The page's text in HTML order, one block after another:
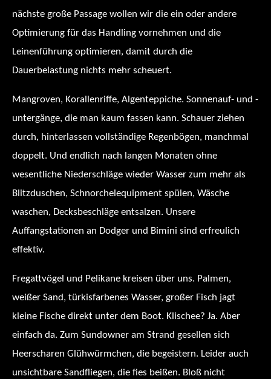
nächste große Passage wollen wir die ein oder andere
Optimierung für das Handling vornehmen und die
Leinenführung optimieren, damit durch die
Dauerbelastung nichts mehr scheuert.
Mangroven, Korallenriffe, Algenteppiche. Sonnenauf- und -
untergänge, die man kaum fassen kann. Schauer ziehen
durch, hinterlassen vollständige Regenbögen, manchmal
doppelt. Und endlich nach langen Monaten ohne
wesentliche Niederschläge wieder Wasser zum mehr als
Blitzduschen, Schnorchelequipment spülen, Wäsche
waschen, Decksbeschläge entsalzen. Unsere
Auffangstationen an Dodger und Bimini sind erfreulich
effektiv.
Fregattvögel und Pelikane kreisen über uns. Palmen,
weißer Sand, türkisfarbenes Wasser, großer Fisch jagt
kleine Fische direkt unter dem Boot. Klischee? Ja. Aber
einfach da. Zum Sundowner am Strand gesellen sich
Heerscharen Glühwürmchen, die begeistern. Leider auch
unsichtbare Sandfliegen, die fies beißen. Bloß nicht